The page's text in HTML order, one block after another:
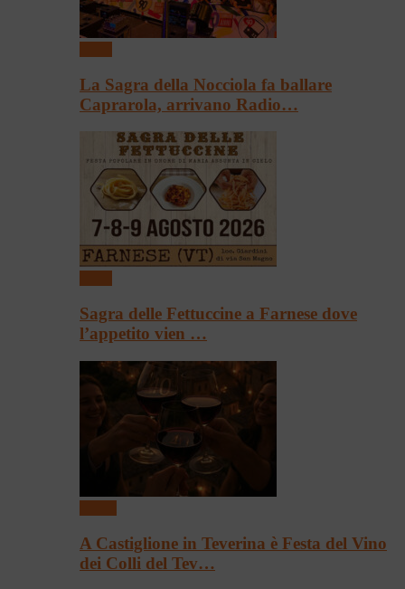
La Sagra della Nocciola fa ballare
Caprarola, arrivano Radio…
Sagra delle Fettuccine a Farnese dove
l’appetito vien …
A Castiglione in Teverina è Festa del Vino
dei Colli del Tev…